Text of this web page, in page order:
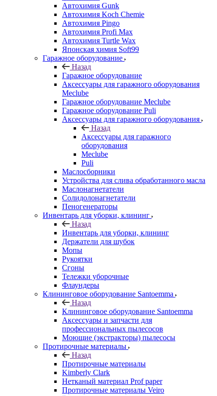
Автохимия Gunk
Автохимия Koch Chemie
Автохимия Pingo
Автохимия Profi Max
Автохимия Turtle Wax
Японская химия Soft99
Гаражное оборудование
Назад
Гаражное оборудование
Аксессуары для гаражного оборудования
Meclube
Гаражное оборудование Meclube
Гаражное оборудование Puli
Аксессуары для гаражного оборудования
Назад
Аксессуары для гаражного
оборудования
Meclube
Puli
Маслосборники
Устройства для слива обработанного масла
Маслонагнетатели
Солидолонагнетатели
Пеногенераторы
Инвентарь для уборки, клининг
Назад
Инвентарь для уборки, клининг
Держатели для шубок
Мопы
Рукоятки
Сгоны
Тележки уборочные
Флаундеры
Клининговое оборудование Santoemma
Назад
Клининговое оборудование Santoemma
Аксессуары и запчасти для
профессиональных пылесосов
Моющие (экстракторы) пылесосы
Протирочные материалы
Назад
Протирочные материалы
Kimberly Clark
Нетканый материал Prof paper
Протирочные материалы Veiro